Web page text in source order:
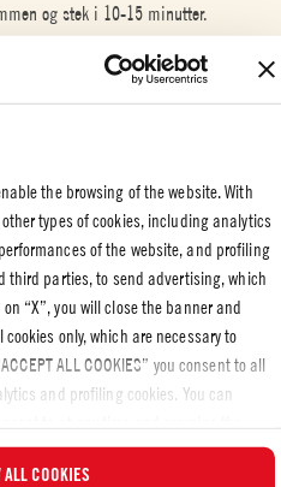
the browsing of the website. With
types of cookies, including analytics
of the website, and profiling
third parties, to send advertising, which
“X”, you will close the banner and
only, which are necessary to
ALL COOKIES” you consent to all
and profiling cookies. You can
For more information, please
ALL COOKIES
og stek i 10-15 minutter.
til det er godt blandet. Server
, SPESIELL ANLEDNING,MED
FAMILIE